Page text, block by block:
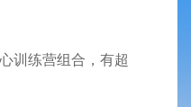
训练营组合，有超